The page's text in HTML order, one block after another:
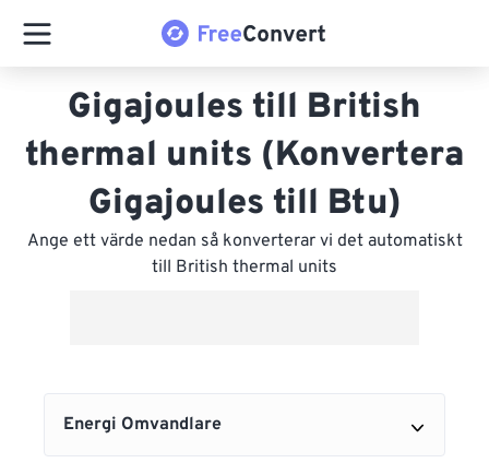
Gigajoules till British
thermal units (Konvertera
Gigajoules till Btu)
Ange ett värde nedan så konverterar vi det automatiskt
till British thermal units